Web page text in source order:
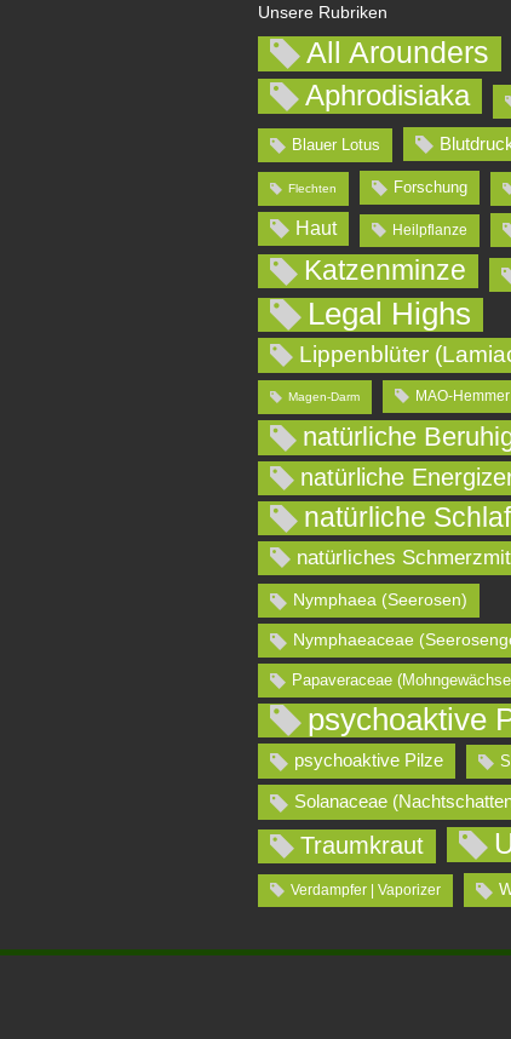
Unsere Rubriken
All Arounders
Aphrodisiaka
Blauer Lotus
Flechten Forschung
Haut Heilpflanze
Katzenminze
Legal Highs
Lippenblüter
Magen-Darm MAO-Hemmer
natürliche
natürliche
natürliche
natürliches
Nymphaea (Seerosen)
Nymphaeaceae
Papaveraceae
psychoaktive
psychoaktive Pilze
Solanaceae
Traumkraut
Verdampfer | Vaporizer